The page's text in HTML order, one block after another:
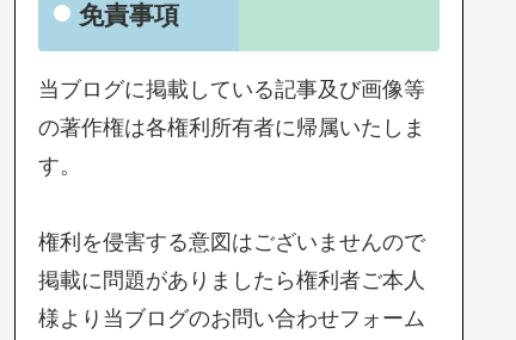
免責事項
当ブログに掲載している記事及び画像等
の著作権は各権利所有者に帰属いたしま
す。
権利を侵害する意図はございませんので
掲載に問題がありましたら権利者ご本人
様より当ブログのお問い合わせフォーム